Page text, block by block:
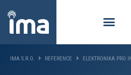
IMA S.R.O. REFERENCE ELEKTRONIKA PRO